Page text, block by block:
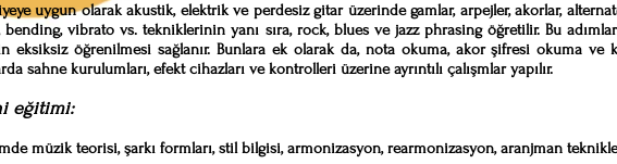
uygun olarak akustik, elektrik ve perdesiz gitar üzerinde gamlar, arpejler, akorlar,
bending, vibrato vs. tekniklerinin yanı sıra, rock, blues ve jazz phrasing öğretilir. Bu
eksiksiz öğrenilmesi sağlanır. Bunlara ek olarak da, nota okuma, akor şifresi okuma ve
sahne kurulumları, efekt cihazları ve kontrolleri üzerine ayrıntılı çalışmlar yapılır.
eğitimi:
müzik teorisi, şarkı formları, stil bilgisi, armonizasyon, rearmonizasyon, aranjman